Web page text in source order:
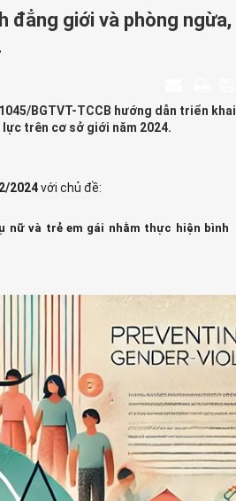
đẳng giới và phòng ngừa,
BGTVT-TCCB hướng dẫn triển khai
trên cơ sở giới năm 2024.
2024với chủ đề:
nữ và trẻ em gái nhằm thực hiện bình